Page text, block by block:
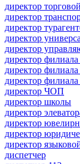
директор
директор
директор
директор
директор
директор филиала
директор
директор
директор ЧОП
директор школы
директор
директор
директор
директор
диспетчер